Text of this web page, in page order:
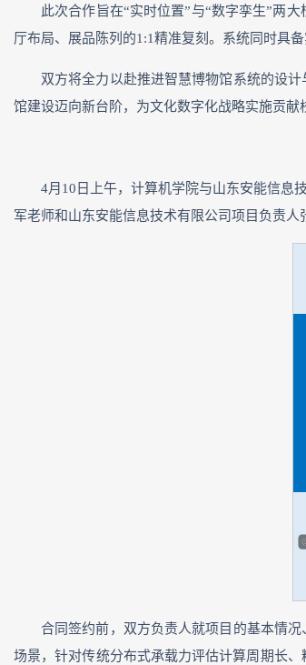
此次合作旨在“实时位置”与“数字孪生”两
厅布局、展品陈列的1:1精准复刻。系统同时具
双方将全力以赴推进智慧博物馆系统的设
馆建设迈向新台阶，为文化数字化战略实施贡献
4月10日上午，计算机学院与山东安能信息
军老师和山东安能信息技术有限公司项目负责人
合同签约前，双方负责人就项目的基本情
场景，针对传统分布式承载力评估计算周期长